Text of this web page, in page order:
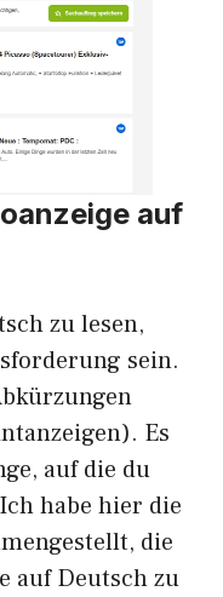
auf
zu lesen,
sein.
Es
auf die du
habe hier die
die
auf Deutsch zu